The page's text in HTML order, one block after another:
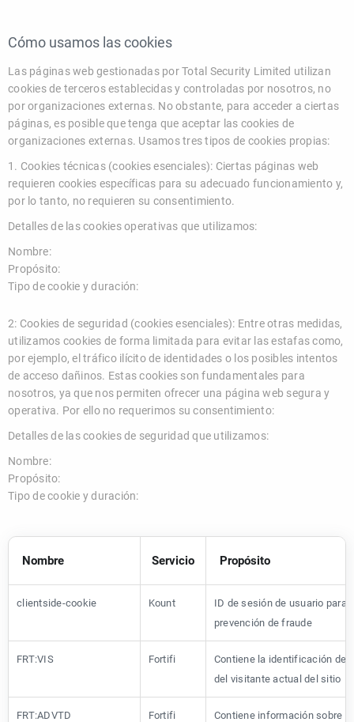
Cómo usamos las cookies
Las páginas web gestionadas por Total Security Limited utilizan
cookies de terceros establecidas y controladas por nosotros, no
por organizaciones externas. No obstante, para acceder a ciertas
páginas, es posible que tenga que aceptar las cookies de
organizaciones externas. Usamos tres tipos de cookies propias:
1. Cookies técnicas (cookies esenciales): Ciertas páginas web
requieren cookies específicas para su adecuado funcionamiento y,
por lo tanto, no requieren su consentimiento.
Detalles de las cookies operativas que utilizamos:
Nombre:
Propósito:
Tipo de cookie y duración:
2: Cookies de seguridad (cookies esenciales): Entre otras medidas,
utilizamos cookies de forma limitada para evitar las estafas como,
por ejemplo, el tráfico ilícito de identidades o los posibles intentos
de acceso dañinos. Estas cookies son fundamentales para
nosotros, ya que nos permiten ofrecer una página web segura y
operativa. Por ello no requerimos su consentimiento:
Detalles de las cookies de seguridad que utilizamos:
Nombre:
Propósito:
Tipo de cookie y duración:
Nombre Servicio Propósito
clientside-cookie Kount
ID de sesión de usuario para
prevención de fraude
FRT:VIS Fortifi
Contiene la identificación del
del visitante actual del sitio
FRT:ADVTD Fortifi Contiene información sobre